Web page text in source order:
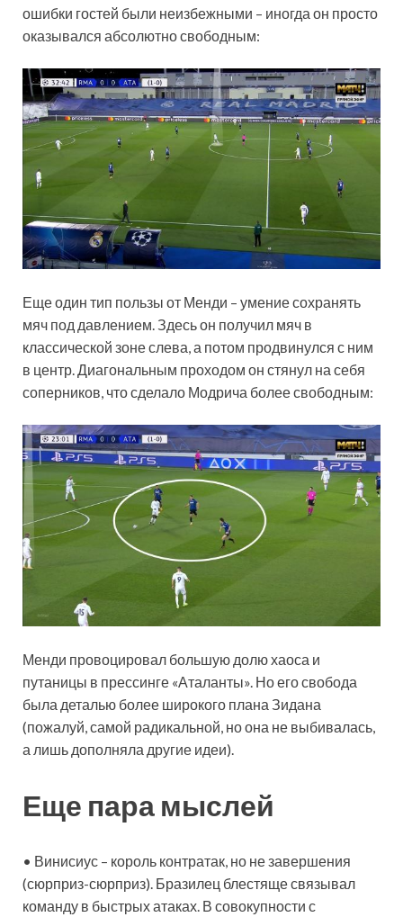
ошибки гостей были неизбежными – иногда он просто
оказывался абсолютно свободным:
Еще один тип пользы от Менди – умение сохранять
мяч под давлением. Здесь он получил мяч в
классической зоне слева, а потом продвинулся с ним
в центр. Диагональным проходом он стянул на себя
соперников, что сделало Модрича более свободным:
Менди провоцировал большую долю хаоса и
путаницы в прессинге «Аталанты». Но его свобода
была деталью более широкого плана Зидана
(пожалуй, самой радикальной, но она не выбивалась,
а лишь дополняла другие идеи).
Еще пара мыслей
• Винисиус – король контратак, но не завершения
(сюрприз-сюрприз). Бразилец блестяще связывал
команду в быстрых атаках. В совокупности с